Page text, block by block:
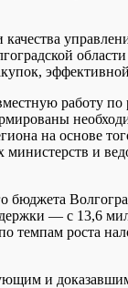
работу
на основе
и
— с 13,6
темпам роста
и